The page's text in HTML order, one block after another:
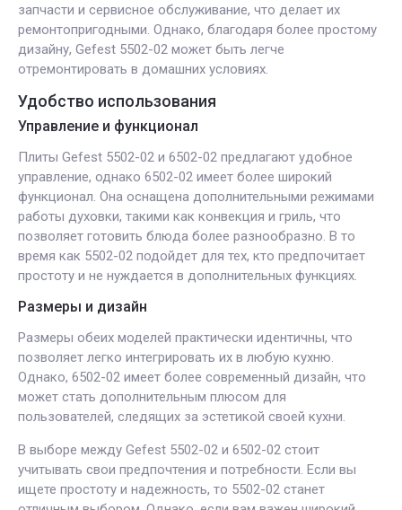
запчасти и сервисное обслуживание, что делает их
ремонтопригодными. Однако, благодаря более простому
дизайну, Gefest 5502-02 может быть легче
отремонтировать в домашних условиях.
Удобство использования
Управление и функционал
Плиты Gefest 5502-02 и 6502-02 предлагают удобное
управление, однако 6502-02 имеет более широкий
функционал. Она оснащена дополнительными режимами
работы духовки, такими как конвекция и гриль, что
позволяет готовить блюда более разнообразно. В то
время как 5502-02 подойдет для тех, кто предпочитает
простоту и не нуждается в дополнительных функциях.
Размеры и дизайн
Размеры обеих моделей практически идентичны, что
позволяет легко интегрировать их в любую кухню.
Однако, 6502-02 имеет более современный дизайн, что
может стать дополнительным плюсом для
пользователей, следящих за эстетикой своей кухни.
В выборе между Gefest 5502-02 и 6502-02 стоит
учитывать свои предпочтения и потребности. Если вы
ищете простоту и надежность, то 5502-02 станет